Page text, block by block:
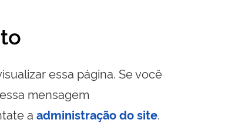
essa página. Se você
mensagem
a administração do site.